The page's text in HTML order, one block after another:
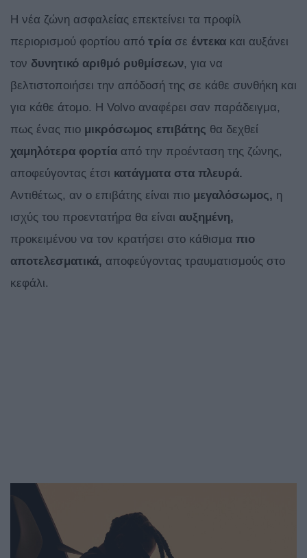
H νέα ζώνη ασφαλείας επεκτείνει τα προφίλ
περιορισμού φορτίου από τρία σε έντεκα και αυξάνει
τον δυνητικό αριθμό ρυθμίσεων, για να
βελτιστοποιήσει την απόδοσή της σε κάθε συνθήκη και
για κάθε άτομο. Η Volvo αναφέρει σαν παράδειγμα,
πως ένας πιο μικρόσωμος επιβάτης θα δεχθεί
χαμηλότερα φορτία από την προένταση της ζώνης,
αποφεύγοντας έτσι κατάγματα στα πλευρά.
Αντιθέτως, αν ο επιβάτης είναι πιο μεγαλόσωμος, η
ισχύς του προεντατήρα θα είναι αυξημένη,
προκειμένου να τον κρατήσει στο κάθισμα πιο
αποτελεσματικά, αποφεύγοντας τραυματισμούς στο
κεφάλι.